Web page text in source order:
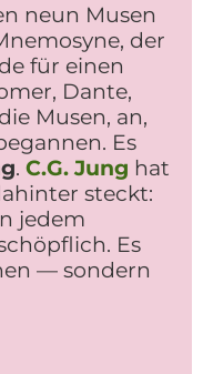
neun Musen
der
für einen
Dante,
Musen, an,
Es
. C.G. Jung hat
steckt:
jedem
Es
— sondern